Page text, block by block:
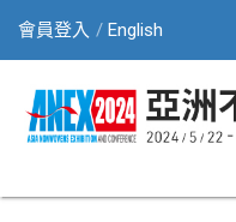
會員登入 English